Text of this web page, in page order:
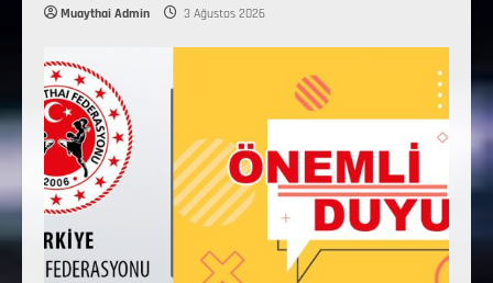
Muaythai Admin 3 Ağustos 2026